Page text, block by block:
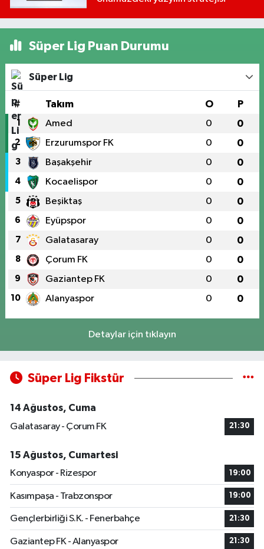
Süper Lig Puan Durumu
Süper Lig
# Takım O P
1 Amed 0 0
2 Erzurumspor FK 0 0
3 Başakşehir 0 0
4 Kocaelispor 0 0
5 Beşiktaş 0 0
6 Eyüpspor 0 0
7 Galatasaray 0 0
8 Çorum FK 0 0
9 Gaziantep FK 0 0
10 Alanyaspor 0 0
Detaylar için tıklayın
Süper Lig Fikstür
14 Ağustos, Cuma
Galatasaray - Çorum FK
21:30
15 Ağustos, Cumartesi
Konyaspor - Rizespor
19:00
Kasımpaşa - Trabzonspor 19:00
Gençlerbirliği S.K. - Fenerbahçe 21:30
Gaziantep FK - Alanyaspor 21:30